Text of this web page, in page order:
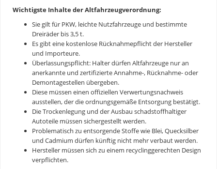
Wichtigste Inhalte der Altfahrzeugverordnung:
Sie gilt für PKW, leichte Nutzfahrzeuge und bestimmte
Dreiräder bis 3,5 t.
Es gibt eine kostenlose Rücknahmepflicht der Hersteller
und Importeure.
Überlassungspflicht: Halter dürfen Altfahrzeuge nur an
anerkannte und zertifizierte Annahme-, Rücknahme- oder
Demontagestellen übergeben.
Diese müssen einen offiziellen Verwertungsnachweis
ausstellen, der die ordnungsgemäße Entsorgung bestätigt.
Die Trockenlegung und der Ausbau schadstoffhaltiger
Autoteile müssen sichergestellt werden.
Problematisch zu entsorgende Stoffe wie Blei, Quecksilber
und Cadmium dürfen künftig nicht mehr verbaut werden.
Hersteller müssen sich zu einem recyclinggerechten Design
verpflichten.